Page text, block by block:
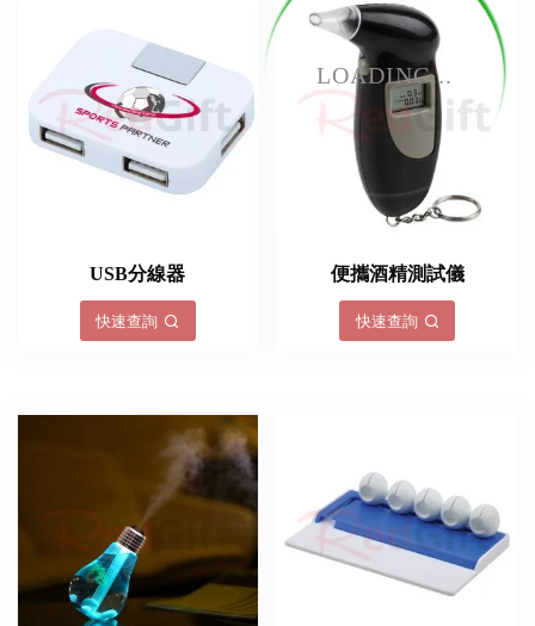
LOADING...
USB分線器
快速查詢
便攜酒精測試儀
快速查詢